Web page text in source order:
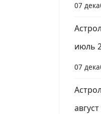
07
июль
07